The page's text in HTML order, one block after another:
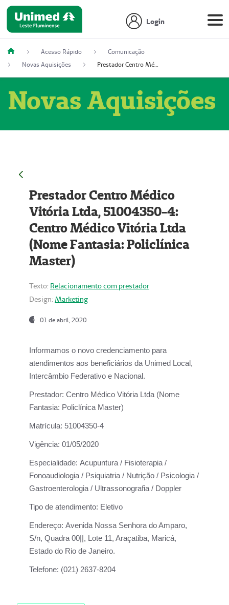
Login
Acesso Rápido
Comunicação
Novas Aquisições
Prestador Centro Médico Vitória Ltda, 51004350-4: Centro Médico Vitória Ltda (Nome Fantasia: Policlínica Master)
Novas Aquisições
Prestador Centro Médico
Vitória Ltda, 51004350-4:
Centro Médico Vitória Ltda
(Nome Fantasia: Policlínica
Master)
Texto: Relacionamento com prestador
Design: Marketing
01 de abril, 2020
Informamos o novo credenciamento para
atendimentos aos beneficiários da Unimed Local,
Intercâmbio Federativo e Nacional.
Prestador: Centro Médico Vitória Ltda (Nome
Fantasia: Policlínica Master)
Matrícula: 51004350-4
Vigência: 01/05/2020
Especialidade: Acupuntura / Fisioterapia /
Fonoaudiologia / Psiquiatria / Nutrição / Psicologia /
Gastroenterologia / Ultrassonografia / Doppler
Tipo de atendimento: Eletivo
Endereço: Avenida Nossa Senhora do Amparo,
S/n, Quadra 00||, Lote 11, Araçatiba, Maricá,
Estado do Rio de Janeiro.
Telefone: (021) 2637-8204